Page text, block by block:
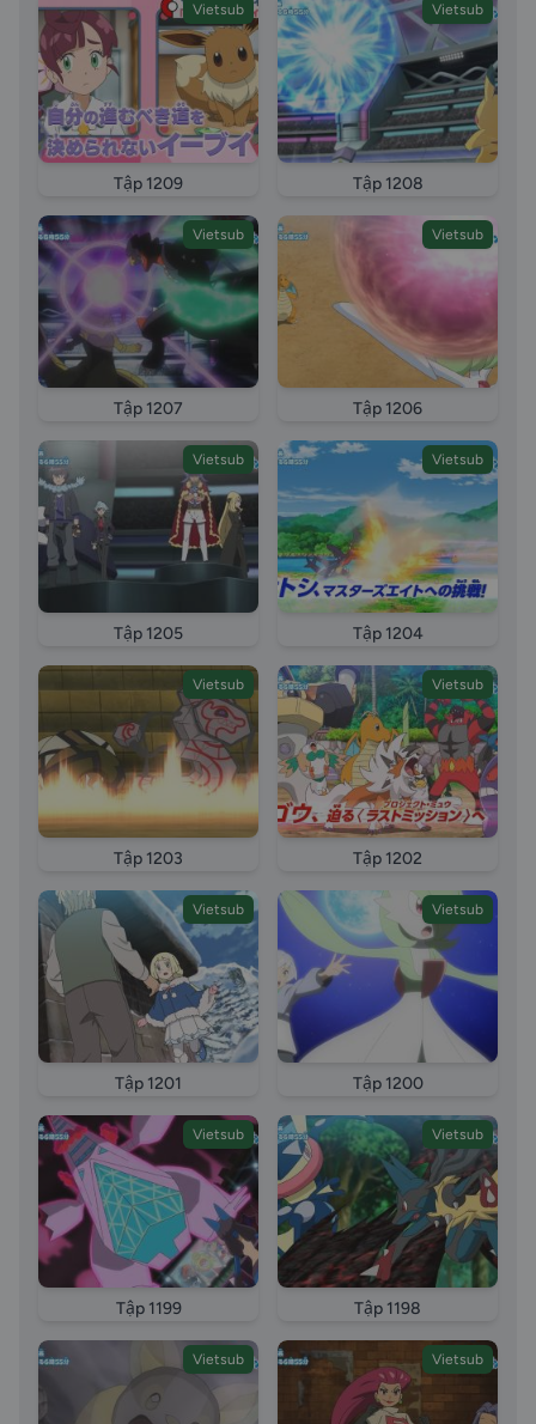
Vietsub
Tập 1209
Vietsub
Tập 1208
Vietsub
Tập 1207
Vietsub
Tập 1206
Vietsub
Tập 1205
Vietsub
Tập 1204
Vietsub
Tập 1203
Vietsub
Tập 1202
Vietsub
Tập 1201
Vietsub
Tập 1200
Vietsub
Tập 1199
Vietsub
Tập 1198
Vietsub Vietsub